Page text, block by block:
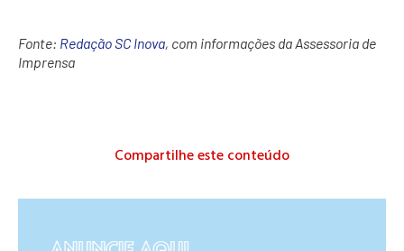
Fonte: Redação SC Inova, com informações da Assessoria de
Imprensa
Compartilhe este conteúdo